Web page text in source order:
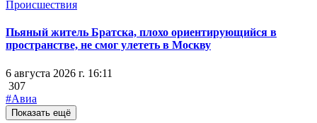
Происшествия
Пьяный житель Братска, плохо ориентирующийся в
пространстве, не смог улететь в Москву
6 августа 2026 г. 16:11
307
#Авиа
Показать ещё